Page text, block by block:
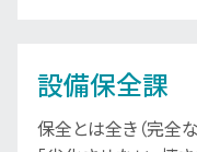
設備保全課
保全とは全き（完全